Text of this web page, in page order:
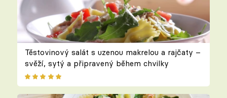
Těstovinový salát s uzenou makrelou a rajčaty –
svěží, sytý a připravený během chvilky